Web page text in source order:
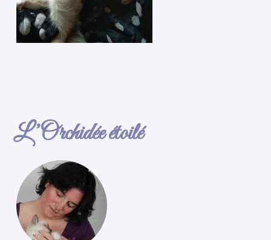
L’Orchidée étoilé